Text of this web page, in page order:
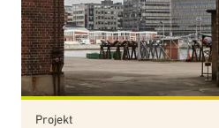
Projekt